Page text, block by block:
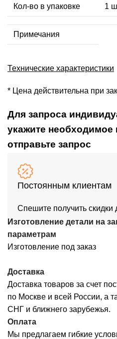
Кол-во в упаковке 1
Примечания
Технические характеристики
* Цена действительна при
Для запроса
укажите необходимое
отправьте запрос
Постоянным клиентам
Спешите получить скидки
Изготовление детали на
параметрам
Изготовление под заказ
Доставка
Доставка товаров за счет
по Москве и всей России, а
СНГ и ближнего зарубежья.
Оплата
Мы предлагаем гибкие